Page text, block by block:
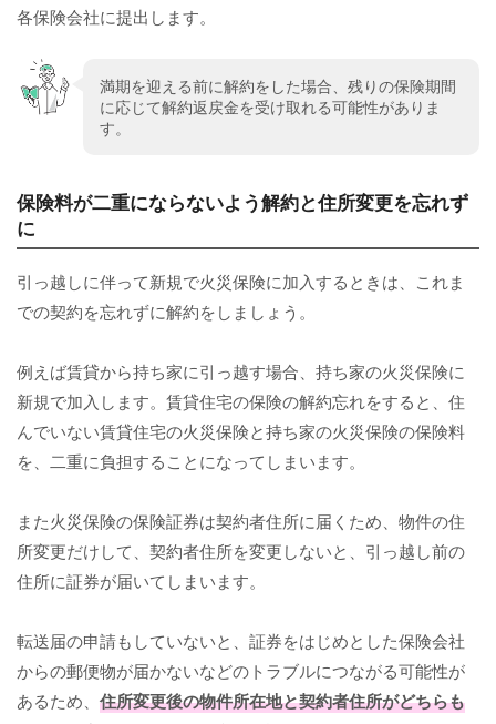
各保険会社に提出します。
満期を迎える前に解約をした場合、残りの保険期間
に応じて解約返戻金を受け取れる可能性がありま
す。
保険料が二重にならないよう解約と住所変更を忘れず
に
引っ越しに伴って新規で火災保険に加入するときは、これま
での契約を忘れずに解約をしましょう。
例えば賃貸から持ち家に引っ越す場合、持ち家の火災保険に
新規で加入します。賃貸住宅の保険の解約忘れをすると、住
んでいない賃貸住宅の火災保険と持ち家の火災保険の保険料
を、二重に負担することになってしまいます。
また火災保険の保険証券は契約者住所に届くため、物件の住
所変更だけして、契約者住所を変更しないと、引っ越し前の
住所に証券が届いてしまいます。
転送届の申請もしていないと、証券をはじめとした保険会社
からの郵便物が届かないなどのトラブルにつながる可能性が
あるため、 住所変更後の物件所在地と契約者住所がどちらも